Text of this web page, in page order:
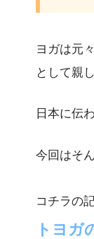
ヨガは元
として親
日本に伝
今回はそ
コチラの
トヨガ